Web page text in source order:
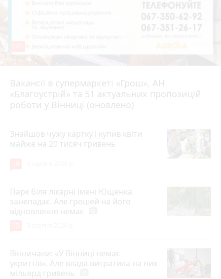
Вакансії в супермаркеті «Грош», АН
«Благоустрій» та 51 актуальних пропозицій
роботи у Вінниці (оновлено)
4 серпня 2026 р.
Знайшов чужу картку і купив квіти
майже на 20 тисяч гривень
Парк біля лікарні імені Ющенка
занепадає. Але грошей на його
відновлення немає
Вінничани: «У Вінниці немає
укриттів». Але влада витратила на них
мільярд гривень